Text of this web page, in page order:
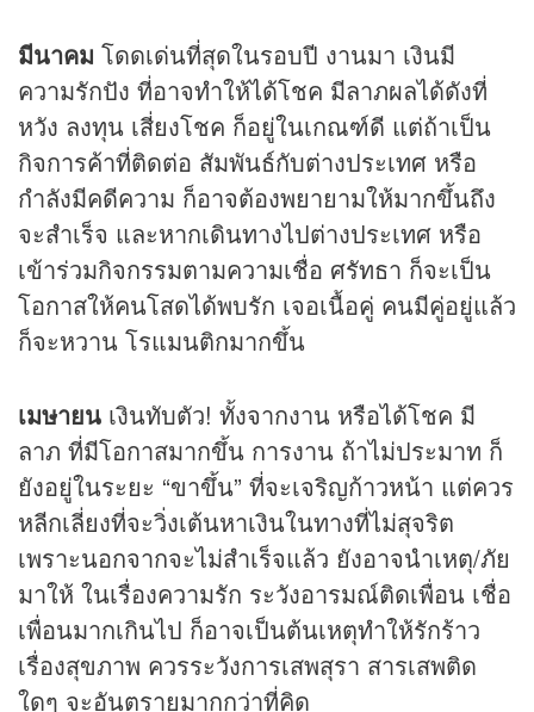
มีนาคม โดดเด่นที่สุดในรอบปี งานมา เงินมี
ความรักปัง ที่อาจทำให้ได้โชค มีลาภผลได้ดังที่
หวัง ลงทุน เสี่ยงโชค ก็อยู่ในเกณฑ์ดี แต่ถ้าเป็น
กิจการค้าที่ติดต่อ สัมพันธ์กับต่างประเทศ หรือ
กำลังมีคดีความ ก็อาจต้องพยายามให้มากขึ้นถึง
จะสำเร็จ และหากเดินทางไปต่างประเทศ หรือ
เข้าร่วมกิจกรรมตามความเชื่อ ศรัทธา ก็จะเป็น
โอกาสให้คนโสดได้พบรัก เจอเนื้อคู่ คนมีคู่อยู่แล้ว
ก็จะหวาน โรแมนติกมากขึ้น
เมษายน เงินทับตัว! ทั้งจากงาน หรือได้โชค มี
ลาภ ที่มีโอกาสมากขึ้น การงาน ถ้าไม่ประมาท ก็
ยังอยู่ในระยะ “ขาขึ้น” ที่จะเจริญก้าวหน้า แต่ควร
หลีกเลี่ยงที่จะวิ่งเต้นหาเงินในทางที่ไม่สุจริต
เพราะนอกจากจะไม่สำเร็จแล้ว ยังอาจนำเหตุ/ภัย
มาให้ ในเรื่องความรัก ระวังอารมณ์ติดเพื่อน เชื่อ
เพื่อนมากเกินไป ก็อาจเป็นต้นเหตุทำให้รักร้าว
เรื่องสุขภาพ ควรระวังการเสพสุรา สารเสพติด
ใดๆ จะอันตรายมากกว่าที่คิด